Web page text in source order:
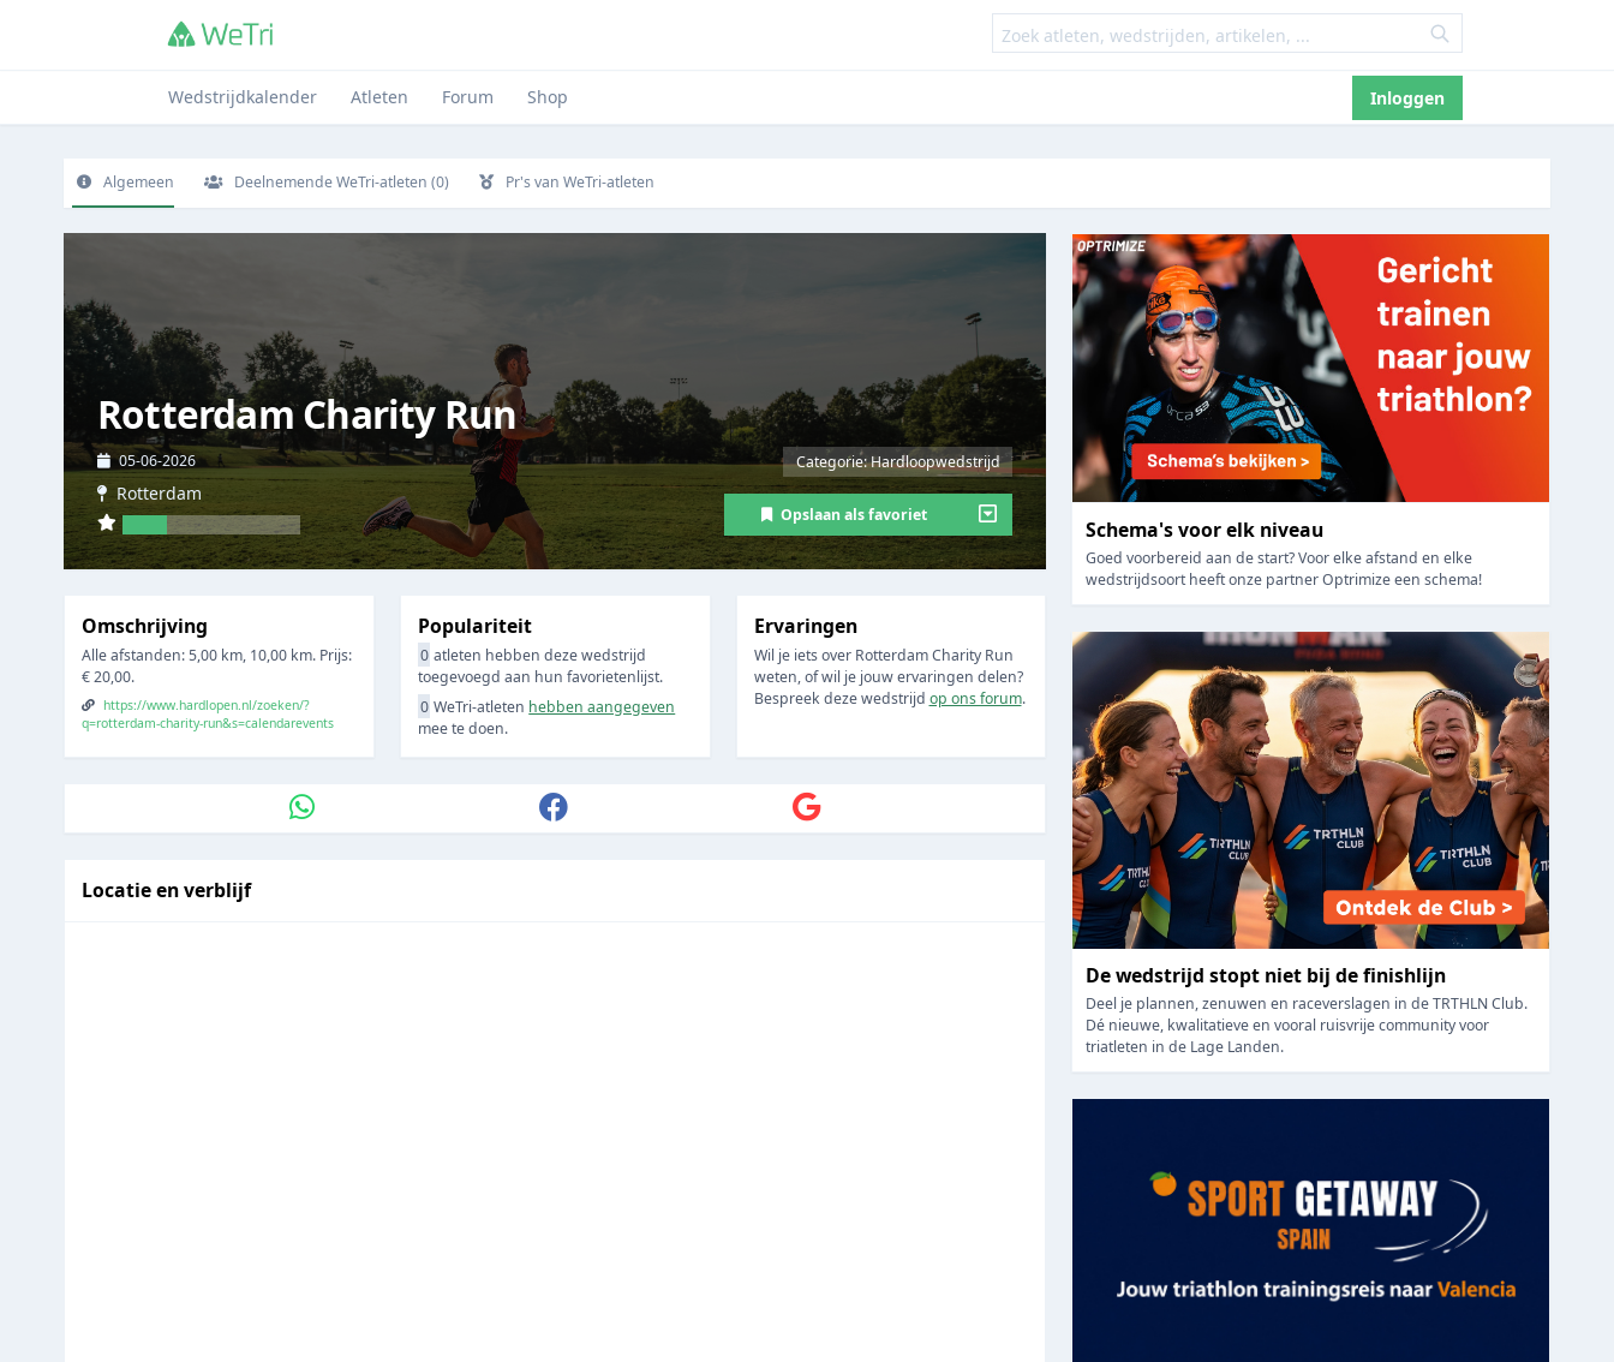
Wedstrijdkalender Atleten Forum Shop Inloggen
Algemeen Deelnemende WeTri-atleten (0) Pr's van WeTri-atleten
Rotterdam Charity Run
05-06-2026
Rotterdam
Categorie: Hardloopwedstrijd
Opslaan als favoriet
Omschrijving
Alle afstanden: 5,00 km, 10,00 km. Prijs:
€ 20,00.
https://www.hardlopen.nl/zoeken/?
q=rotterdam-charity-run&s=calendarevents
Populariteit
0 atleten hebben deze wedstrijd
toegevoegd aan hun favorietenlijst.
0 WeTri-atleten hebben aangegeven
mee te doen.
Ervaringen
Wil je iets over Rotterdam Charity Run
weten, of wil je jouw ervaringen delen?
Bespreek deze wedstrijd op ons forum.
Locatie en verblijf
Schema's voor elk niveau
Goed voorbereid aan de start? Voor elke afstand en elke
wedstrijdsoort heeft onze partner Optrimize een schema!
De wedstrijd stopt niet bij de finishlijn
Deel je plannen, zenuwen en raceverslagen in de TRTHLN Club.
Dé nieuwe, kwalitatieve en vooral ruisvrije community voor
triatleten in de Lage Landen.